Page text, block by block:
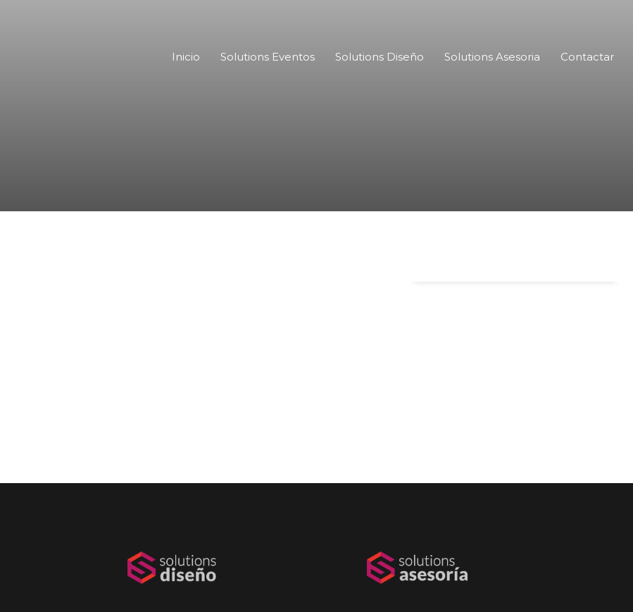
Inicio Solutions Eventos Solutions Diseño Solutions Asesoria Contactar